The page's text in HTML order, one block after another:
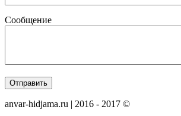
Сообщение
anvar-hidjama.ru | 2016 - 2017 ©